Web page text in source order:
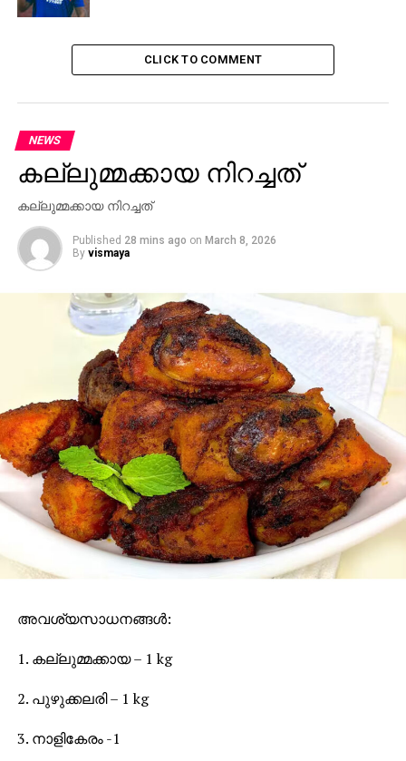
CLICK TO COMMENT
NEWS
കല്ലുമ്മക്കായ നിറച്ചത്
കല്ലുമ്മക്കായ നിറച്ചത്
Published 28 mins ago on March 8, 2026
By vismaya
അവശ്യസാധനങ്ങള്‍:
1. കല്ലുമ്മക്കായ – 1 kg
2. പുഴുക്കലരി – 1 kg
3. നാളികേരം -1